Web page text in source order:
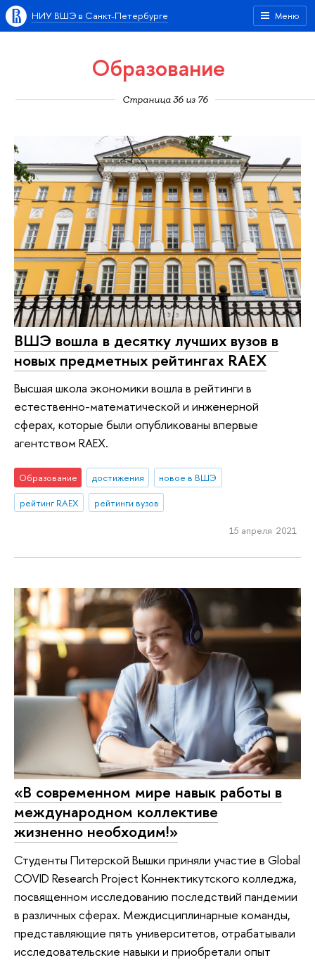
Меню
НИУ ВШЭ в Санкт-Петербурге
Образование
Страница 36 из 76
ВШЭ вошла в десятку лучших вузов в
новых предметных рейтингах RAEX
Высшая школа экономики вошла в рейтинги в
естественно-математической и инженерной
сферах, которые были опубликованы впервые
агентством RAEX.
Образование достижения
новое в ВШЭ
рейтинг RAEX
рейтинги вузов
15 апреля 2021
«В современном мире навык работы в
международном коллективе
жизненно необходим!»
Студенты Питерской Вышки приняли участие в Global
COVID Research Project Коннектикутского колледжа,
посвященном исследованию последствий пандемии
в различных сферах. Междисциплинарные команды,
представляющие пять университетов, отрабатывали
исследовательские навыки и приобретали опыт